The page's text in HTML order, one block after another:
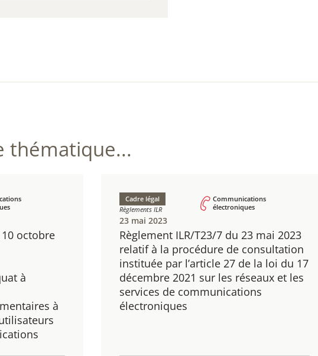
thématique...
octobre
à
à
Règlement ILR/T23/7 du 23 mai 2023
​relatif à la procédure de consultation
instituée par l’article 27 de la loi du 17
décembre 2021 sur les réseaux et les
services de communications
électroniques
Cadre légal
Règlements ILR
Communications
électroniques
23 mai 2023